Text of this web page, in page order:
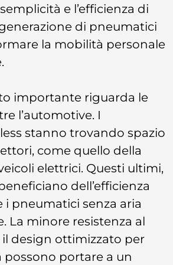
e l’efficienza di
di pneumatici
la mobilità personale
importante riguarda le
l’automotive. I
stanno trovando spazio
come quello della
elettrici. Questi ultimi,
dell’efficienza
i pneumatici senza aria
La minore resistenza al
design ottimizzato per
possono portare a un